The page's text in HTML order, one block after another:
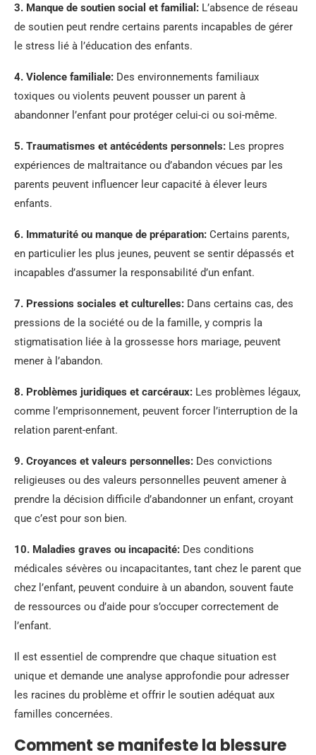
3. Manque de soutien social et familial : L’absence de réseau
de soutien peut rendre certains parents incapables de gérer
le stress lié à l’éducation des enfants.
4. Violence familiale: Des environnements familiaux
toxiques ou violents peuvent pousser un parent à
abandonner l’enfant pour protéger celui-ci ou soi-même.
5. Traumatismes et antécédents personnels: Les propres
expériences de maltraitance ou d’abandon vécues par les
parents peuvent influencer leur capacité à élever leurs
enfants.
6. Immaturité ou manque de préparation: Certains parents,
en particulier les plus jeunes, peuvent se sentir dépassés et
incapables d’assumer la responsabilité d’un enfant.
7. Pressions sociales et culturelles: Dans certains cas, des
pressions de la société ou de la famille, y compris la
stigmatisation liée à la grossesse hors mariage, peuvent
mener à l’abandon.
8. Problèmes juridiques et carcéraux: Les problèmes légaux,
comme l’emprisonnement, peuvent forcer l’interruption de la
relation parent-enfant.
9. Croyances et valeurs personnelles: Des convictions
religieuses ou des valeurs personnelles peuvent amener à
prendre la décision difficile d’abandonner un enfant, croyant
que c’est pour son bien.
10. Maladies graves ou incapacité: Des conditions
médicales sévères ou incapacitantes, tant chez le parent que
chez l’enfant, peuvent conduire à un abandon, souvent faute
de ressources ou d’aide pour s’occuper correctement de
l’enfant.
Il est essentiel de comprendre que chaque situation est
unique et demande une analyse approfondie pour adresser
les racines du problème et offrir le soutien adéquat aux
familles concernées.
Comment se manifeste la blessure